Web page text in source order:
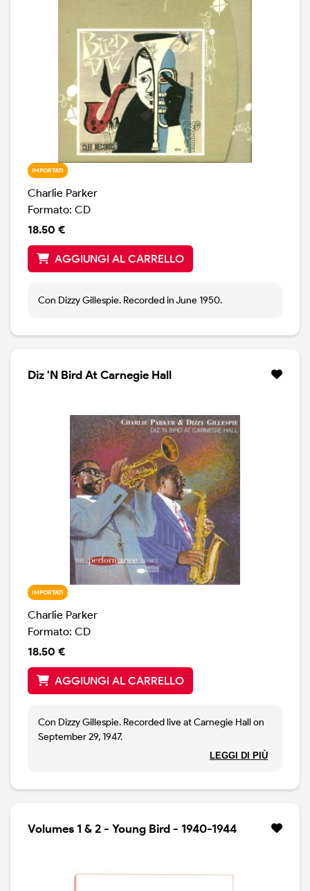
IMPORTATI
Charlie Parker
Formato: CD
18.50 €
AGGIUNGI AL CARRELLO
Con Dizzy Gillespie. Recorded in June 1950.
Diz 'N Bird At Carnegie Hall
IMPORTATI
Charlie Parker
Formato: CD
18.50 €
AGGIUNGI AL CARRELLO
Con Dizzy Gillespie. Recorded live at Carnegie Hall on
September 29, 1947.
Tracks 1-5 were performed by a quintet; tracks 6-15
Vine Streets, Hollywood, California.
Dizzy and his orchestra, performed between the
LEGGI DI PIÙ
Volumes 1 & 2 - Young Bird - 1940-1944